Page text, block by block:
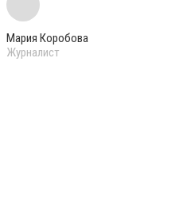
Мария Коробова
Журналист